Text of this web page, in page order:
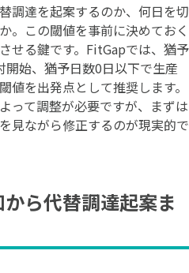
調達を起案するのか、何日を切
。この閾値を事前に決めておく
せる鍵です。FitGapでは、猶予
始、猶予日数0日以下で生産
を出発点として推奨します。
って調整が必要ですが、まずは
見ながら修正するのが現実的で
ら代替調達起案ま